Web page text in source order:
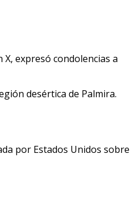
expresó condolencias a
desértica de Palmira.
por Estados Unidos sobre